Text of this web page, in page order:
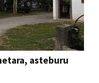
asteburu